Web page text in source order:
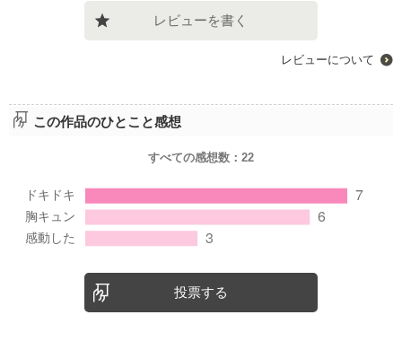
レビューを書く
レビューについて
この作品のひとこと感想
すべての感想数： 22
投票する